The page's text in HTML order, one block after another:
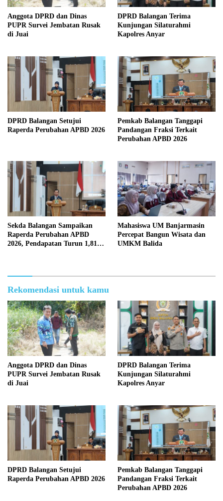
Anggota DPRD dan Dinas
PUPR Survei Jembatan Rusak
di Juai
DPRD Balangan Terima
Kunjungan Silaturahmi
Kapolres Anyar
DPRD Balangan Setujui
Raperda Perubahan APBD 2026
Pemkab Balangan Tanggapi
Pandangan Fraksi Terkait
Perubahan APBD 2026
Sekda Balangan Sampaikan
Raperda Perubahan APBD
2026, Pendapatan Turun 1,81
Mahasiswa UM Banjarmasin
Percepat Bangun Wisata dan
UMKM Balida
Rekomendasi untuk kamu
Anggota DPRD dan Dinas
PUPR Survei Jembatan Rusak
di Juai
DPRD Balangan Terima
Kunjungan Silaturahmi
Kapolres Anyar
DPRD Balangan Setujui
Raperda Perubahan APBD 2026
Pemkab Balangan Tanggapi
Pandangan Fraksi Terkait
Perubahan APBD 2026